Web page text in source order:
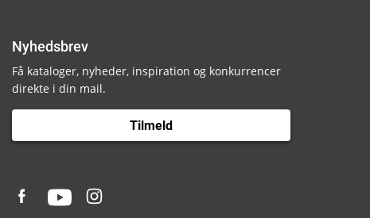
Nyhedsbrev
Få kataloger, nyheder, inspiration og konkurrencer
direkte i din mail.
Tilmeld